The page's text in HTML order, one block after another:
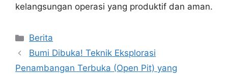
kelangsungan operasi yang produktif dan aman.
Kategori
Berita
Bumi Dibuka! Teknik Eksplorasi
Penambangan Terbuka (Open Pit) yang